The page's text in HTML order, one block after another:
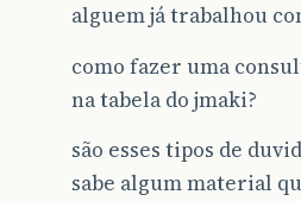
alguem já trabalhou
como fazer uma
na tabela do jmaki?
são esses tipos de
sabe algum material